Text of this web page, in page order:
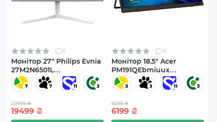
0
Монітор 27" Philips Evnia
27M2N6501L
(27M2N6501L/00)
22999 ₴
19499 ₴
0
Монітор 18.5" Acer
PM191QEbmiuux
(UM.XP1EE.E01)
6299 ₴
6199 ₴